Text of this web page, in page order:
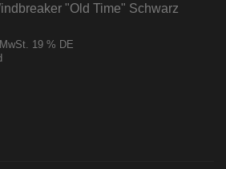
"Old Time" Schwarz
19 % DE